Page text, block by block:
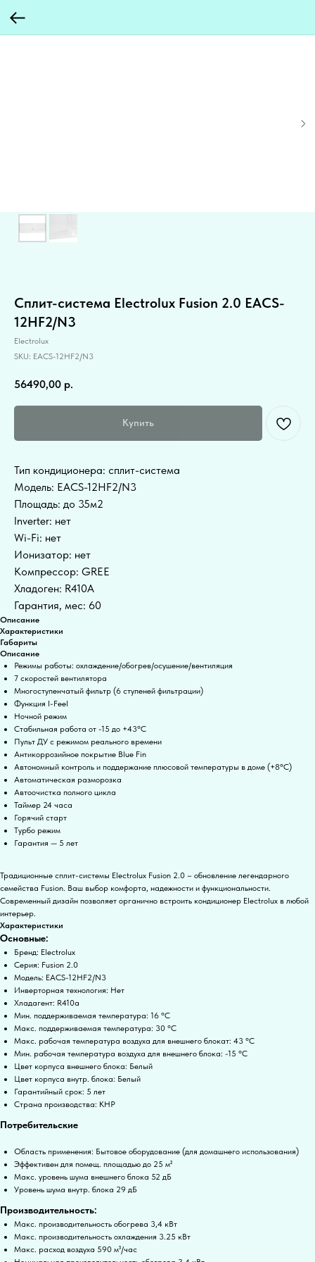
Сплит-система Electrolux Fusion 2.0 EACS-
12HF2/N3
Electrolux
SKU: EACS-12HF2/N3
56490,00 р.
Купить
Тип кондиционера: сплит-система
Модель: EACS-12HF2/N3
Площадь: до 35м2
Inverter: нет
Wi-Fi: нет
Ионизатор: нет
Компрессор: GREE
Хладоген: R410A
Гарантия, мес: 60
Описание
Характеристики
Габариты
Описание
Режимы работы: охлаждение/обогрев/осушение/вентиляция
7 скоростей вентилятора
Многоступенчатый фильтр (6 ступеней фильтрации)
Функция I-Feel
Ночной режим
Стабильная работа от -15 до +43°C
Пульт ДУ с режимом реального времени
Антикоррозийное покрытие Blue Fin
Автономный контроль и поддержание плюсовой температуры в доме (+8°C)
Автоматическая разморозка
Автоочистка полного цикла
Таймер 24 часа
Горячий старт
Турбо режим
Гарантия — 5 лет
Традиционные сплит-системы Electrolux Fusion 2.0 – обновление легендарного
семейства Fusion. Ваш выбор комфорта, надежности и функциональности.
Современный дизайн позволяет органично встроить кондиционер Electrolux в любой
интерьер.
Характеристики
Основные:
Бренд: Electrolux
Серия: Fusion 2.0
Модель: EACS-12HF2/N3
Инверторная технология: Нет
Хладагент: R410a
Мин. поддерживаемая температура: 16 °С
Макс. поддерживаемая температура: 30 °С
Макс. рабочая температура воздуха для внешнего блокат: 43 °С
Мин. рабочая температура воздуха для внешнего блока: -15 °С
Цвет корпуса внешнего блока: Белый
Цвет корпуса внутр. блока: Белый
Гарантийный срок: 5 лет
Страна производства: КНР
Потребительские
Область применения: Бытовое оборудование (для домашнего использования)
Эффективен для помещ. площадью до 25 м²
Макс. уровень шума внешнего блока 52 дБ
Уровень шума внутр. блока 29 дБ
Производительность:
Макс. производительность обогрева 3,4 кВт
Макс. производительность охлаждения 3.25 кВт
Макс. расход воздуха 590 м³/час